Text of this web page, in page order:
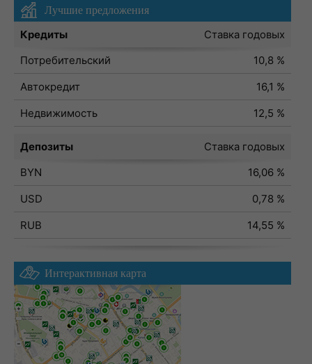
Лучшие предложения
Кредиты
Ставка годовых
Потребительский
10,8 %
Автокредит
16,1 %
Недвижимость
12,5 %
Депозиты
Ставка годовых
BYN
16,06 %
USD
0,78 %
RUB
14,55 %
Интерактивная карта